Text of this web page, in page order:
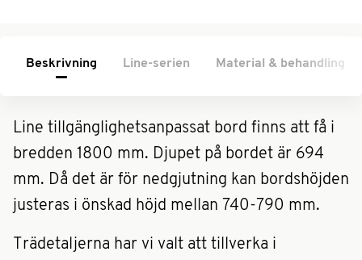
Beskrivning Line-serien Material & behandling
Line tillgänglighetsanpassat bord finns att få i
bredden 1800 mm. Djupet på bordet är 694
mm. Då det är för nedgjutning kan bordshöjden
justeras i önskad höjd mellan 740-790 mm.
Trädetaljerna har vi valt att tillverka i